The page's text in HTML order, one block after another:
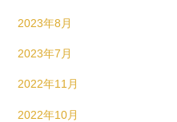
2023年8月
2023年7月
2022年11月
2022年10月